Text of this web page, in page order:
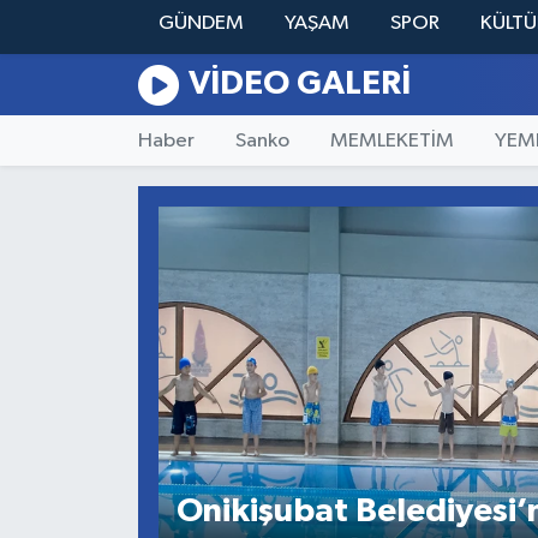
GÜNDEM YAŞAM SPOR
VIDEO GALERI
Haber Sanko MEMLEKETİM
Onikişubat